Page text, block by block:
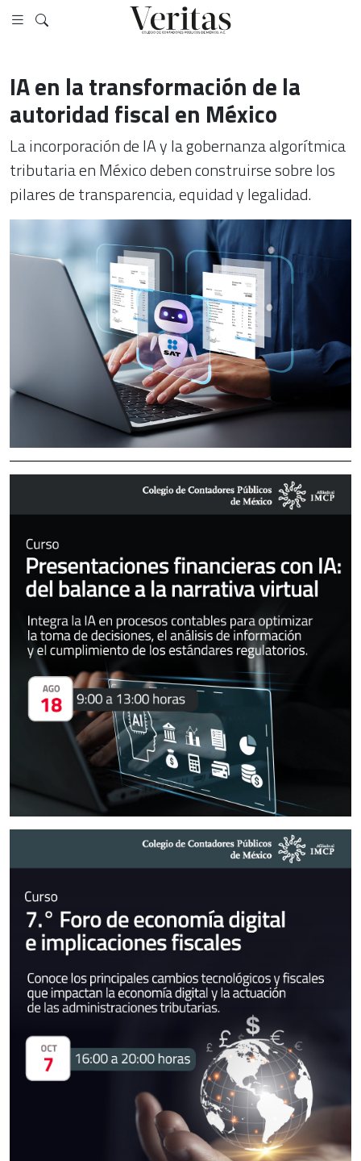
IA en la transformación de la
autoridad fiscal en México
La incorporación de IA y la gobernanza algorítmica
tributaria en México deben construirse sobre los
pilares de transparencia, equidad y legalidad.